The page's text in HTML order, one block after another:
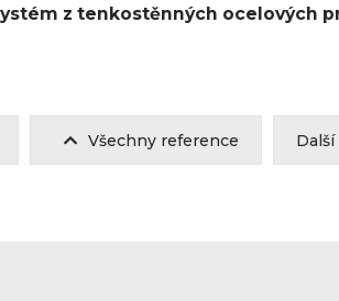
z tenkostěnných ocelových
Všechny reference